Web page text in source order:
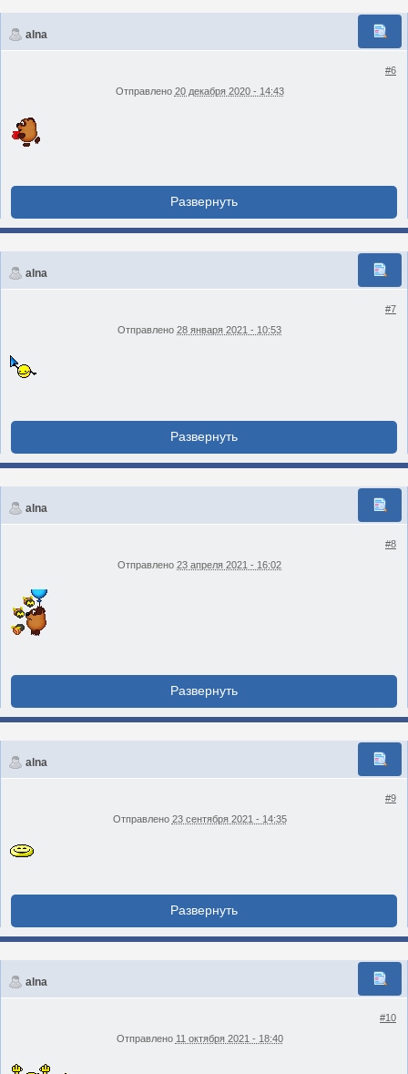
alna
#6
Отправлено 20 декабря 2020 - 14:43
alna
#7
Отправлено 28 января 2021 - 10:53
alna
#8
Отправлено 23 апреля 2021 - 16:02
alna
#9
Отправлено 23 сентября 2021 - 14:35
alna
#10
Отправлено 11 октября 2021 - 18:40